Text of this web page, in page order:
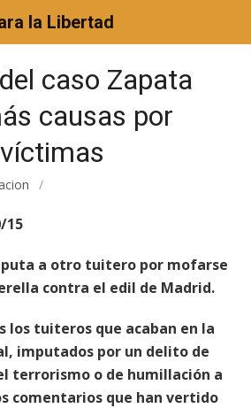
la Libertad
caso Zapata
causas por
/
15
a otro tuitero por mofarse
contra el edil de Madrid.
los tuiteros que acaban en la
imputados por un delito de
terrorismo o de humillación a
comentarios que han vertido